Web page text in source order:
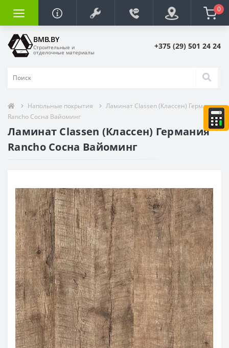
0
BMB.BY
Строительные и
отделочные материалы
+375 (29) 501 24 24
Напольные покрытия
Ламинат Classen (Классен) Германия
Rancho Сосна Вайоминг
Ламинат Classen (Классен) Германия
Rancho Сосна Вайоминг